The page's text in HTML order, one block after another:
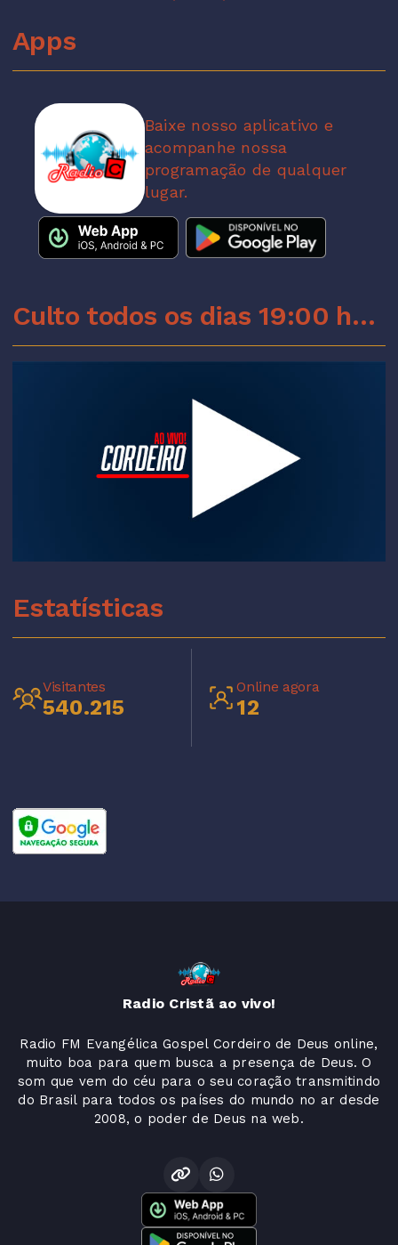
Apps
Baixe nosso aplicativo e
acompanhe nossa
programação de qualquer
lugar.
Culto todos os dias 19:00 horas
Estatísticas
Visitantes
540.215
Online agora
12
Radio Cristã ao vivo!
Radio FM Evangélica Gospel Cordeiro de Deus online,
muito boa para quem busca a presença de Deus. O
som que vem do céu para o seu coração transmitindo
do Brasil para todos os países do mundo no ar desde
2008, o poder de Deus na web.